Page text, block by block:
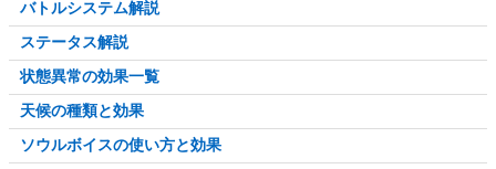
バトルシステム解説
ステータス解説
状態異常の効果一覧
天候の種類と効果
ソウルボイスの使い方と効果